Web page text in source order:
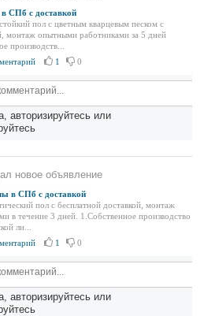
в СПб с доставкой
пол с цветным кварцевым песком с
монтаж опытными работниками за 5 дней
производств...
1 0
авторизируйтесь или
новое объявление
в СПб с доставкой
пол с бесплатной доставкой, монтаж
в течение 3 дней. 1.Собственное производство
ли...
1 0
авторизируйтесь или